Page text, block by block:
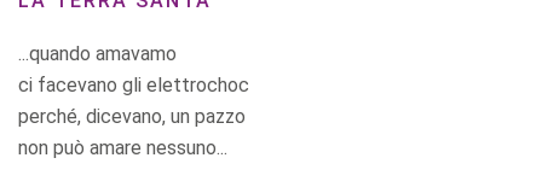
...quando amavamo
ci facevano gli elettrochoc
perché, dicevano, un pazzo
non può amare nessuno...